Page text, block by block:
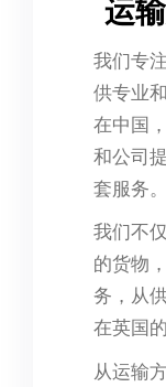
运
我们专
供专业
在中国
和公司
套服务。
我们不
的货物
务，从
在英国
从运输